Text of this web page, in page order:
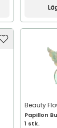
Beauty
Papillon
1 stk.